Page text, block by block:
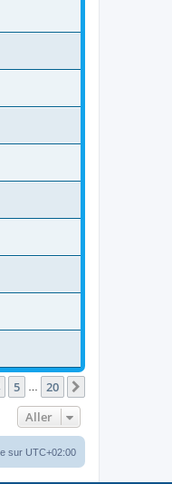
5 20
Aller
sur UTC+02:00